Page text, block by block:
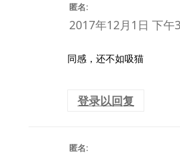
匿名:
2017年12月1日 下午
同感，还不如吸猫
登录以回复
匿名: